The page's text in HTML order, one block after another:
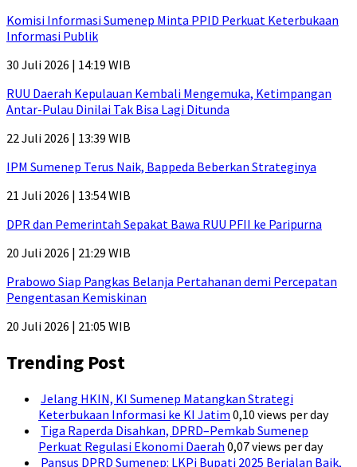
Komisi Informasi Sumenep Minta PPID Perkuat Keterbukaan
Informasi Publik
30 Juli 2026 | 14:19 WIB
RUU Daerah Kepulauan Kembali Mengemuka, Ketimpangan
Antar-Pulau Dinilai Tak Bisa Lagi Ditunda
22 Juli 2026 | 13:39 WIB
IPM Sumenep Terus Naik, Bappeda Beberkan Strateginya
21 Juli 2026 | 13:54 WIB
DPR dan Pemerintah Sepakat Bawa RUU PFII ke Paripurna
20 Juli 2026 | 21:29 WIB
Prabowo Siap Pangkas Belanja Pertahanan demi Percepatan
Pengentasan Kemiskinan
20 Juli 2026 | 21:05 WIB
Trending Post
Jelang HKIN, KI Sumenep Matangkan Strategi
Keterbukaan Informasi ke KI Jatim 0,10 views per day
Tiga Raperda Disahkan, DPRD–Pemkab Sumenep
Perkuat Regulasi Ekonomi Daerah 0,07 views per day
Pansus DPRD Sumenep: LKPj Bupati 2025 Berjalan Baik,